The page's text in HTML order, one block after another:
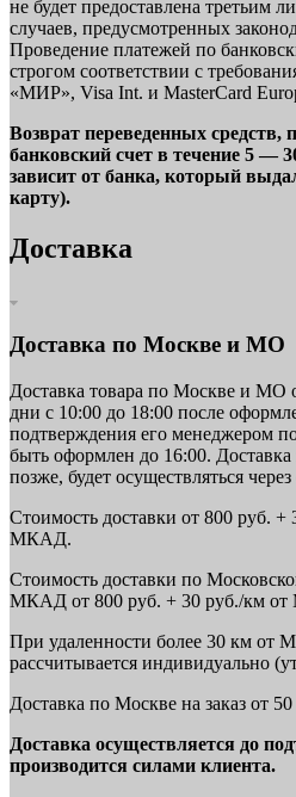
не будет предоставлена третьим
случаев, предусмотренных
Проведение платежей по
строгом соответствии с
«МИР», Visa Int. и MasterCard
Возврат переведенных средств,
банковский счет в течение 5 —
зависит от банка, который
карту).
Доставка
Доставка по Москве и МО
Доставка товара по Москве и МО
дни с 10:00 до 18:00 после
подтверждения его менеджером
быть оформлен до 16:00.
позже, будет осуществляться
Стоимость доставки от 800 руб. +
МКАД.
Стоимость доставки по
МКАД от 800 руб. + 30 руб./км
При удаленности более 30 км от
рассчитывается индивидуально
Доставка по Москве на заказ от
Доставка осуществляется до
производится силами клиента.